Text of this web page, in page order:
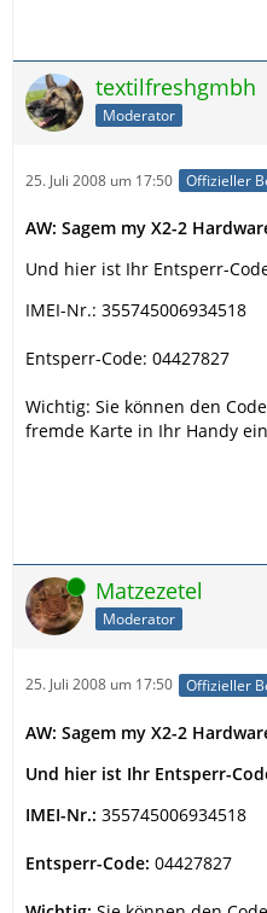
textilfreshgmbh
Moderator
25. Juli 2008 um 17:50 Offizieller
AW: Sagem my X2-2
Und hier ist Ihr Entsperr-
IMEI-Nr.: 355745006934518
Entsperr-Code: 04427827
Wichtig: Sie können den
fremde Karte in Ihr Handy
Online Matzezetel
Moderator
25. Juli 2008 um 17:50 Offizieller
AW: Sagem my X2-2
Und hier ist Ihr Entsperr-
IMEI-Nr.: 355745006934518
Entsperr-Code: 04427827